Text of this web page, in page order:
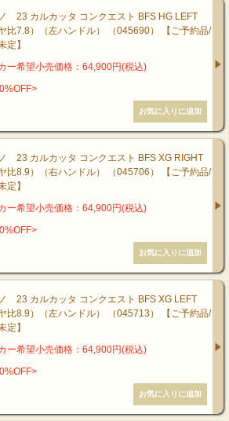
23 カルカッタ コンクエスト BFS HG LEFT
ヤ比7.8）（左ハンドル） （045690） 【ご予約品/
定】
ー希望小売価格：64,900円(税込)
23 カルカッタ コンクエスト BFS XG RIGHT
ヤ比8.9）（右ハンドル） （045706） 【ご予約品/
定】
ー希望小売価格：64,900円(税込)
23 カルカッタ コンクエスト BFS XG LEFT
ヤ比8.9）（左ハンドル） （045713） 【ご予約品/
定】
ー希望小売価格：64,900円(税込)